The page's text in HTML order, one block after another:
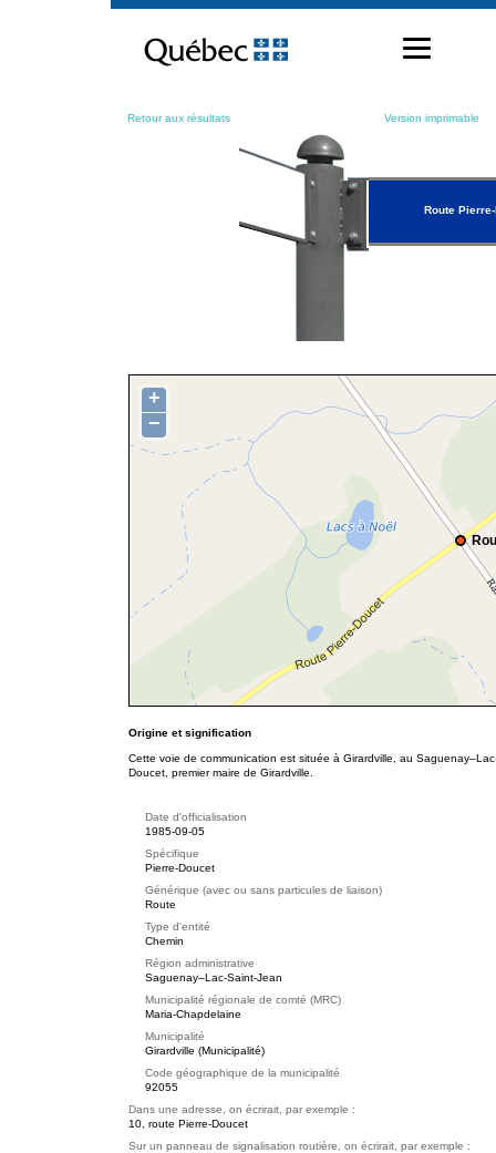
contenu
Retour aux résultats Version imprimable
Route
+
−
Origine et signification
Cette voie de communication est située à Girardville, au
Doucet, premier maire de Girardville.
Date d'officialisation
1985-09-05
Spécifique
Pierre-Doucet
Générique (avec ou sans particules de liaison)
Route
Type d'entité
Chemin
Région administrative
Saguenay–Lac-Saint-Jean
Municipalité régionale de comté (MRC)
Maria-Chapdelaine
Municipalité
Girardville (Municipalité)
Code géographique de la municipalité
92055
Dans une adresse, on écrirait, par exemple :
10, route Pierre-Doucet
Sur un panneau de signalisation routière, on écrirait, par exemple :